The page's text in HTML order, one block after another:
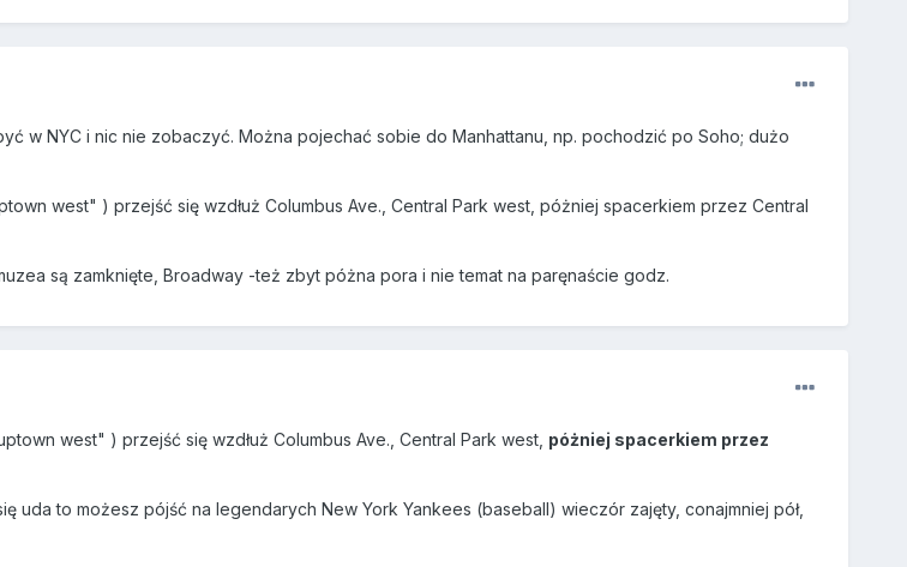
w NYC i nic nie zobaczyć. Można pojechać sobie do Manhattanu, np. pochodzić po Soho; dużo
west" ) przejść się wzdłuż Columbus Ave., Central Park west, póżniej spacerkiem przez Central
są zamknięte, Broadway -też zbyt póżna pora i nie temat na paręnaście godz.
west" ) przejść się wzdłuż Columbus Ave., Central Park west, póżniej spacerkiem przez
uda to możesz pójść na legendarych New York Yankees (baseball) wieczór zajęty, conajmniej pół,